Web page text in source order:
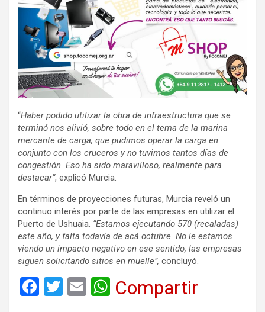
“Haber podido utilizar la obra de infraestructura que se
terminó nos alivió, sobre todo en el tema de la marina
mercante de carga, que pudimos operar la carga en
conjunto con los cruceros y no tuvimos tantos días de
congestión. Eso ha sido maravilloso, realmente para
destacar”, explicó Murcia.
En términos de proyecciones futuras, Murcia reveló un
continuo interés por parte de las empresas en utilizar el
Puerto de Ushuaia. “Estamos ejecutando 570 (recaladas)
este año, y falta todavía de acá octubre. No le estamos
viendo un impacto negativo en ese sentido, las empresas
siguen solicitando sitios en muelle”, concluyó.
F
T
E
W
Compartir